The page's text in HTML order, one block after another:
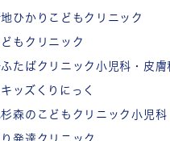
ひかりこどもクリニック
もクリニック
たばクリニック小児科・皮膚
ッズくりにっく
森のこどもクリニック小児科
発達クリニック